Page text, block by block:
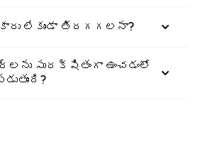
కారు లేకుండా తిరగగలనా?
సురక్షితంగా ఉంచడంలో